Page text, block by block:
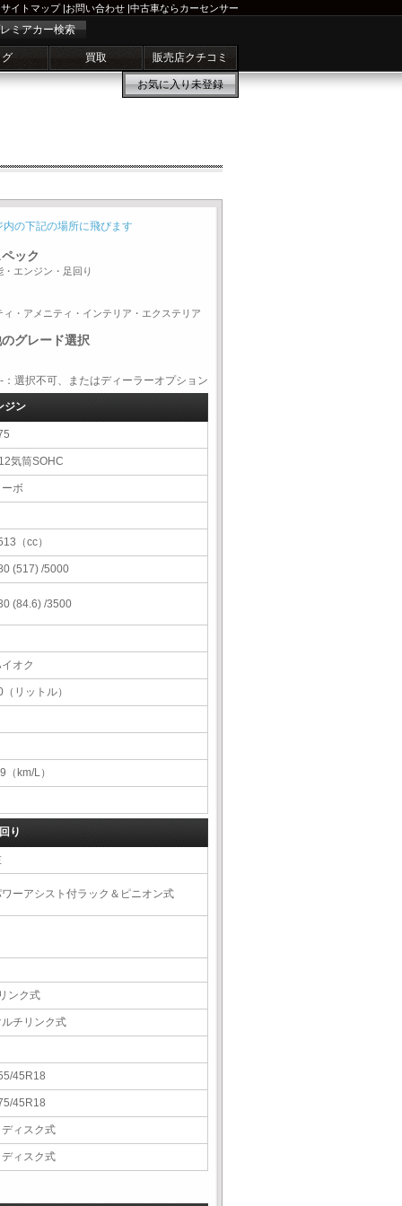
サイトマップ|お問い合わせ |中古車ならカーセンサー
ミアカー検索
買取 販売店クチコミ
お気に入り未登録
内の下記の場所に飛びます
ック
・エンジン・足回り
ィ・アメニティ・インテリア・エクステリア
グレード選択
択不可、またはディーラーオプション
ジン
気筒SOHC
ボ
（cc）
(517) /5000
(84.6) /3500
オク
（リットル）
（km/L）
り
ーアシスト付ラック＆ピニオン式
ンク式
チリンク式
45R18
45R18
ィスク式
ィスク式